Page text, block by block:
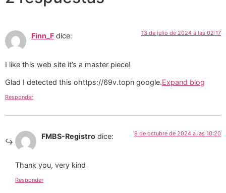
Finn_F dice: 13 de julio de 2024 a las 02:17
I like this web site it’s a master piece!
Glad I detected this ohttps://69v.topn google.Expand blog
Responder
FMBS-Registro dice: 9 de octubre de 2024 a las 10:20
Thank you, very kind
Responder